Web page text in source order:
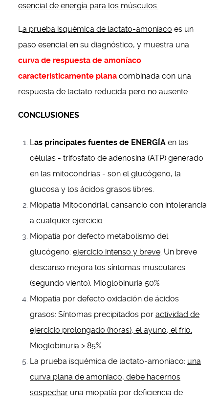
esencial de energía para los músculos.
La prueba isquémica de lactato-amoníaco es un
paso esencial en su diagnóstico, y muestra una
curva de respuesta de amoníaco
característicamente plana combinada con una
respuesta de lactato reducida pero no ausente
CONCLUSIONES
Las principales fuentes de ENERGÍA en las
células - trifosfato de adenosina (ATP) generado
en las mitocondrias - son el glucógeno, la
glucosa y los ácidos grasos libres.
Miopatía Mitocondrial: cansancio con intolerancia
a cualquier ejercicio.
Miopatía por defecto metabolismo del
glucógeno: ejercicio intenso y breve. Un breve
descanso mejora los síntomas musculares
(segundo viento). Mioglobinuria 50%
Miopatía por defecto oxidación de ácidos
grasos: Síntomas precipitados por actividad de
ejercicio prolongado (horas), el ayuno, el frío.
Mioglobinuria > 85%.
La prueba isquémica de lactato-amoníaco: una
curva plana de amoniaco, debe hacernos
sospechar una miopatía por deficiencia de